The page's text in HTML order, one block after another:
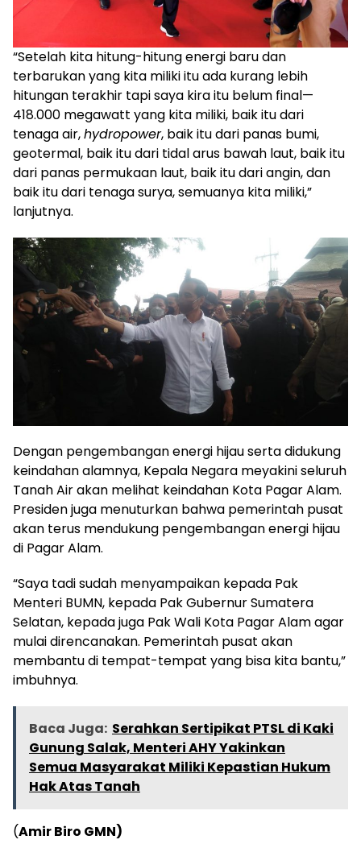
“Setelah kita hitung-hitung energi baru dan
terbarukan yang kita miliki itu ada kurang lebih
hitungan terakhir tapi saya kira itu belum final—
418.000 megawatt yang kita miliki, baik itu dari
tenaga air,hydropower, baik itu dari panas bumi,
geotermal, baik itu dari tidal arus bawah laut, baik itu
dari panas permukaan laut, baik itu dari angin, dan
baik itu dari tenaga surya, semuanya kita miliki,”
lanjutnya.
Dengan pengembangan energi hijau serta didukung
keindahan alamnya, Kepala Negara meyakini seluruh
Tanah Air akan melihat keindahan Kota Pagar Alam.
Presiden juga menuturkan bahwa pemerintah pusat
akan terus mendukung pengembangan energi hijau
di Pagar Alam.
“Saya tadi sudah menyampaikan kepada Pak
Menteri BUMN, kepada Pak Gubernur Sumatera
Selatan, kepada juga Pak Wali Kota Pagar Alam agar
mulai direncanakan. Pemerintah pusat akan
membantu di tempat-tempat yang bisa kita bantu,”
imbuhnya.
Baca Juga: Serahkan Sertipikat PTSL di Kaki
Gunung Salak, Menteri AHY Yakinkan
Semua Masyarakat Miliki Kepastian Hukum
Hak Atas Tanah
(Amir Biro GMN)